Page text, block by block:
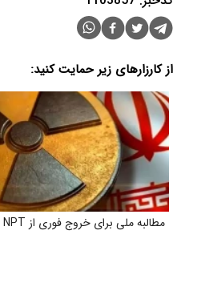
از کارزارهای زیر حمایت کنید:
مطالبه ملی برای خروج فوری از NPT